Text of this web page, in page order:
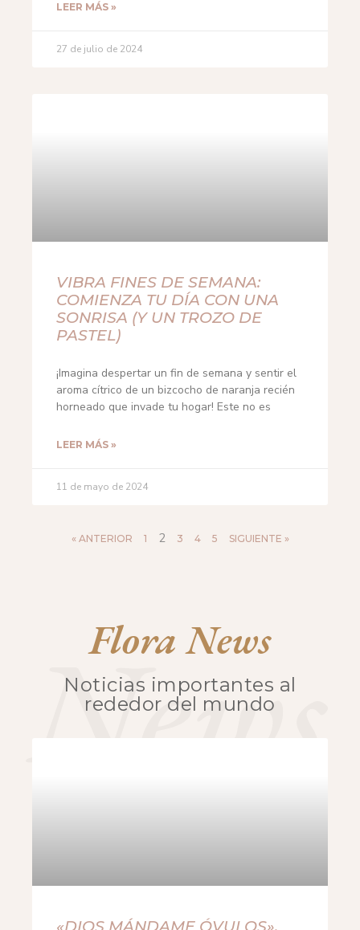
LEER MÁS »
27 de julio de 2024
VIBRA FINES DE SEMANA:
COMIENZA TU DÍA CON UNA
SONRISA (Y UN TROZO DE
PASTEL)
¡Imagina despertar un fin de semana y sentir el
aroma cítrico de un bizcocho de naranja recién
horneado que invade tu hogar! Este no es
LEER MÁS »
11 de mayo de 2024
« ANTERIOR 1 2 3 4 5 SIGUIENTE »
Flora News
Noticias importantes al
rededor del mundo
News